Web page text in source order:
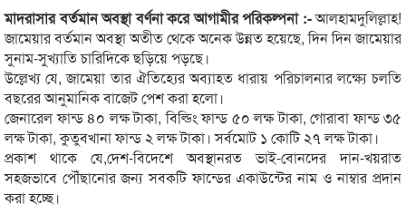
মাদরাসার বর্তমান অবস্থা বর্ণনা করে আগামীর পরিকল্পনা :-আলহামদুলিল্লাহ!
জামেয়ার বর্তমান অবস্থা অতীত থেকে অনেক উন্নত হয়েছে, দিন দিন জামেয়ার
সুনাম-সুখ্যাতি চারিদিকে ছড়িয়ে পড়ছে।
উল্লেখ্য যে, জামেয়া তার ঐতিহ্যের অব্যাহত ধারায় পরিচালনার লক্ষ্যে চলতি
বছরের আনুমানিক বাজেট পেশ করা হলো।
জেনারেল ফান্ড ৪০ লক্ষ টাকা, বিল্ডিং ফান্ড ৫০ লক্ষ টাকা, গোরাবা ফান্ড ৩৫
লক্ষ টাকা, কুতুবখানা ফান্ড ২ লক্ষ টাকা। সর্বমোট ১ কোটি ২৭ লক্ষ টাকা।
প্রকাশ থাকে যে,দেশ-বিদেশে অবস্থানরত ভাই-বোনদের দান-খয়রাত
সহজভাবে পৌঁছানোর জন্য সবকটি ফান্ডের একাউন্টের নাম ও নাম্বার প্রদান
করা হচ্ছে।